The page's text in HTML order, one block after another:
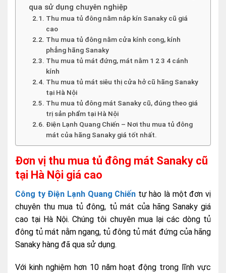
qua sử dụng chuyên nghiệp
Thu mua tủ đông nằm nắp kín Sanaky cũ giá
cao
Thu mua tủ đông nằm cửa kính cong, kính
phẳng hãng Sanaky
Thu mua tủ mát đứng, mát nằm 1 2 3 4 cánh
kính
Thu mua tủ mát siêu thị cửa hở cũ hãng Sanaky
tại Hà Nội
Thu mua tủ đông mát Sanaky cũ, đúng theo giá
trị sản phẩm tại Hà Nội
Điện Lạnh Quang Chiến – Nơi thu mua tủ đông
mát của hãng Sanaky giá tốt nhất.
Đơn vị thu mua tủ đông mát Sanaky cũ
tại Hà Nội giá cao
Công ty Điện Lạnh Quang Chiến tự hào là một đơn vị
chuyên thu mua tủ đông, tủ mát của hãng Sanaky giá
cao tại Hà Nội. Chúng tôi chuyên mua lại các dòng tủ
đông tủ mát nằm ngang, tủ đông tủ mát đứng của hãng
Sanaky hàng đã qua sử dụng.
Với kinh nghiệm hơn 10 năm hoạt động trong lĩnh vực